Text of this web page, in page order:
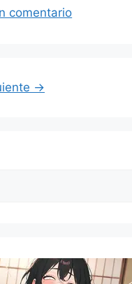
comentario
→